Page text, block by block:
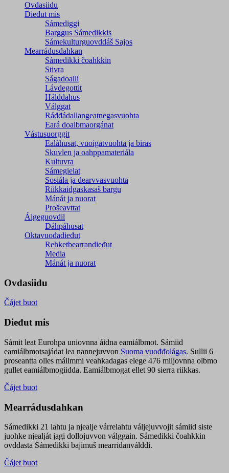
Ovdasiidu
Dieđut mis
Sámediggi
Barggus Sámedikkis
Sámekulturguovddáš Sajos
Mearrádusdahkan
Sámedikki čoahkkin
Stivra
Ságadoalli
Lávdegottit
Hálddahus
Válggat
Ráđđádallangeatnegas­vuohta
Eará doaibmaorgánat
Vástusuorggit
Ealáhusat, vuoigatvuohta ja biras
Skuvlen ja oahppamateriála
Kultuvra
Sámegielat
Sosiála ja dearvvasvuohta
Riikkaidgaskasaš bargu
Mánát ja nuorat
Prošeavttat
Áigeguovdil
Dáhpáhusat
Oktavuođadieđut
Rehketbearrandieđut
Media
Mánát ja nuorat
Ovdasiidu
Čájet buot
Dieđut mis
Sámit leat Eurohpa uniovnna áidna eamiálbmot. Sámiid
eamiálbmotsajádat lea nannejuvvon Suoma vuođđolágas. Sullii 6
proseantta olles máilmmi veahkadagas elege 476 miljovnna olbmo
gullet eamiálbmogiidda. Eamiálbmogat ellet 90 sierra riikkas.
Čájet buot
Mearrádusdahkan
Sámedikki 21 lahtu ja njealje várrelahtu váljejuvvojit sámiid siste
juohke njealját jagi dollojuvvon válggain. Sámedikki čoahkkin
ovddasta Sámedikki bajimuš mearridanválddi.
Čájet buot